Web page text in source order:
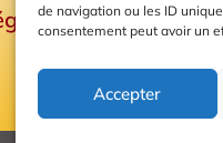
de navigation ou les ID
consentement peut avoir un
Accepter
Plan du